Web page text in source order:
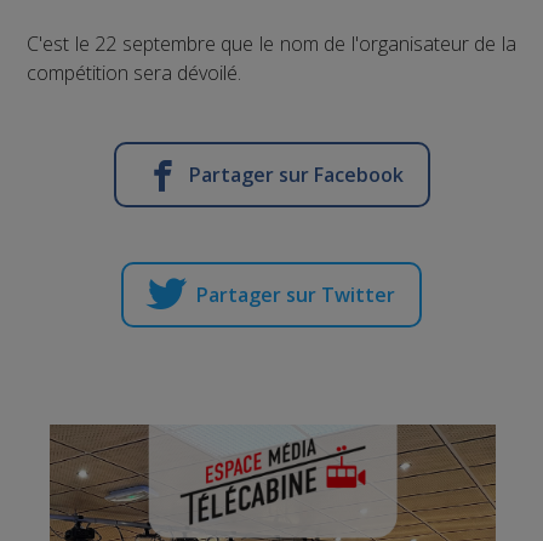
C'est le 22 septembre que le nom de l'organisateur de la
compétition sera dévoilé.
Partager sur Facebook
Partager sur Twitter